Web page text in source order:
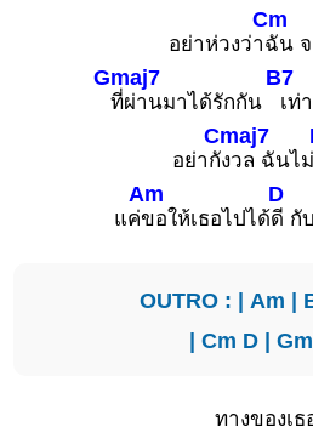
อย่าห่วงว่า
Cm
ฉัน จ
Gmaj7
ที่ผ่านมาได้รักกัน
B7
เท่
อย่ากั
Cmaj7
งวล ฉันไม่
แค่
Am
ขอให้เธอไปได้
D
ดี กั
OUTRO : | Am |
| Cm D|
ทางของเธ